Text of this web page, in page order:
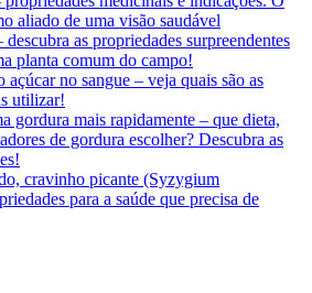
aliado de uma visão saudável
as propriedades surpreendentes
planta comum do campo!
açúcar no sangue – veja quais são as
utilizar!
gordura mais rapidamente – que dieta,
de gordura escolher? Descubra as
cravinho picante (Syzygium
para a saúde que precisa de